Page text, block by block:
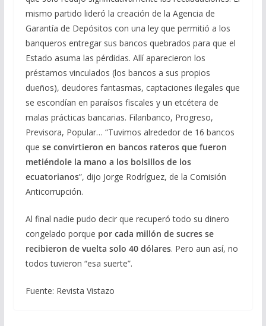
mismo partido lideró la creación de la Agencia de
Garantía de Depósitos con una ley que permitió a los
banqueros entregar sus bancos quebrados para que el
Estado asuma las pérdidas. Allí aparecieron los
préstamos vinculados (los bancos a sus propios
dueños), deudores fantasmas, captaciones ilegales que
se escondían en paraísos fiscales y un etcétera de
malas prácticas bancarias. Filanbanco, Progreso,
Previsora, Popular… “Tuvimos alrededor de 16 bancos
que se convirtieron en bancos rateros que fueron
metiéndole la mano a los bolsillos de los
ecuatorianos”, dijo Jorge Rodríguez, de la Comisión
Anticorrupción.
Al final nadie pudo decir que recuperó todo su dinero
congelado porque por cada millón de sucres se
recibieron de vuelta solo 40 dólares. Pero aun así, no
todos tuvieron “esa suerte”.
Fuente: Revista Vistazo